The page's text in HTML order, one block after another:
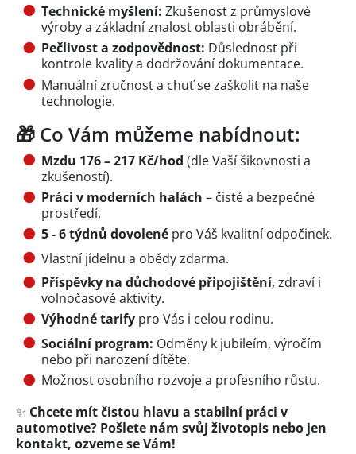
Technické myšlení: Zkušenost z průmyslové
výroby a základní znalost oblasti obrábění.
Pečlivost a zodpovědnost: Důslednost při
kontrole kvality a dodržování dokumentace.
Manuální zručnost a chuť se zaškolit na naše
technologie.
🎁 Co Vám můžeme nabídnout:
Mzdu 176 – 217 Kč/hod (dle Vaší šikovnosti a
zkušeností).
Práci v moderních halách – čisté a bezpečné
prostředí.
5 - 6 týdnů dovolené pro Váš kvalitní odpočinek.
Vlastní jídelnu a obědy zdarma.
Příspěvky na důchodové připojištění, zdraví i
volnočasové aktivity.
Výhodné tarify pro Vás i celou rodinu.
Sociální program: Odměny k jubileím, výročím
nebo při narození dítěte.
Možnost osobního rozvoje a profesního růstu.
✨ Chcete mít čistou hlavu a stabilní práci v
automotive? Pošlete nám svůj životopis nebo jen
kontakt, ozveme se Vám!